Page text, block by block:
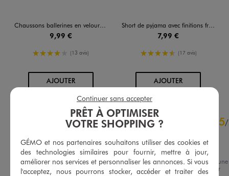
Chaussons ballerines en velours souple femme
9,99 €
4/5 de moyenne
(13 avis)
AJOUTERAU PANIER
Short de pyjama avec finitions froncées femme
7,99 €
4.5/5 de moyenne
(17 avis)
AJOUTERAU PANIER
4.8/5
Basé sur20 avis soumis à un
5/
agréable à porter
Avis du02/07/2026 , suite à une
expérience du19/06/2026
par
PRÊT À OPTIMISER
VOTRE SHOPPING ?
GÉMO et nos partenaires souhaitons utiliser des cookies et
des technologies similaires pour fournir, mettre à jour,
améliorer nos services et personnaliser les annonces. Si vous
l'acceptez, nous pourrons stocker, accéder et traiter des
Continuer sans accepter